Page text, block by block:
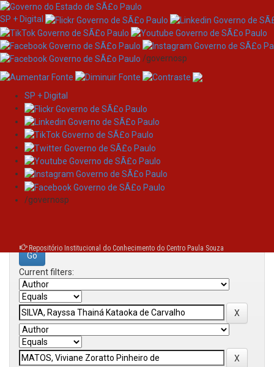
Skip
navigation
SP + Digital
/governosp
SP + Digital
/governosp
Repositório Institucional do Conhecimento do Centro Paula Souza
Search
Search:
Current filters: